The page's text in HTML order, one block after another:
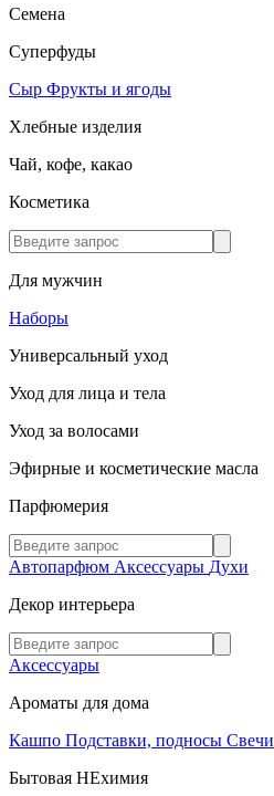
Семена
Суперфуды
Сыр Фрукты и ягоды
Хлебные изделия
Чай, кофе, какао
Косметика
Для мужчин
Наборы
Универсальный уход
Уход для лица и тела
Уход за волосами
Эфирные и косметические масла
Парфюмерия
Автопарфюм Аксессуары Духи
Декор интерьера
Аксессуары
Ароматы для дома
Кашпо Подставки, подносы Свечи
Бытовая НЕхимия